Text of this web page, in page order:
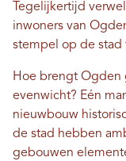
Tegelijkertijd
inwoners van
stempel op de stad
Hoe brengt Ogden
evenwicht? Eén
nieuwbouw
de stad hebben
gebouwen